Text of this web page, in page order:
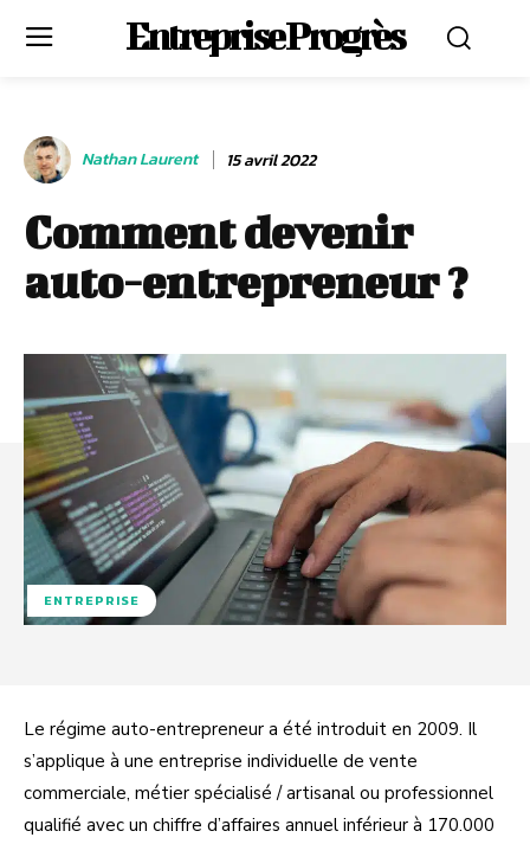
Entreprise Progrès
Nathan Laurent 15 avril 2022
Comment devenir
auto-entrepreneur ?
ENTREPRISE
Le régime auto-entrepreneur a été introduit en 2009. Il
s’applique à une entreprise individuelle de vente
commerciale, métier spécialisé / artisanal ou professionnel
qualifié avec un chiffre d’affaires annuel inférieur à 170.000